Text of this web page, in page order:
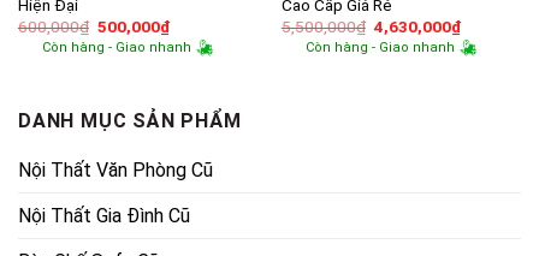
Hiện Đại
600,000₫ Giá
gốc
là:
500,000₫Giá
hiện
tại
Còn hàng - Giao nhanh
Cao Cấp Giá Rẻ
5,500,000₫ Giá
gốc
là:
4,630,000₫Giá
hiện
tại
Còn hàng - Giao nhanh
DANH MỤC SẢN PHẨM
Nội Thất Văn Phòng Cũ
Nội Thất Gia Đình Cũ